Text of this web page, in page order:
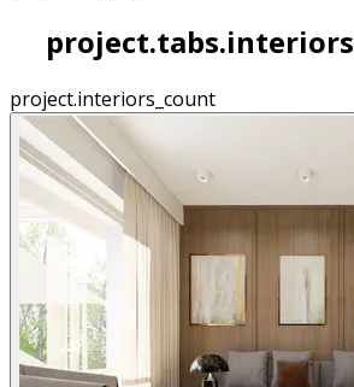
project.tabs.interiors
project.interiors_count